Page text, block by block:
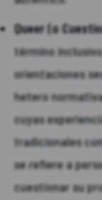
Queer (o
término
orientaciones
hetero
cuyas
tradicionales
se refiere a
cuestionar su